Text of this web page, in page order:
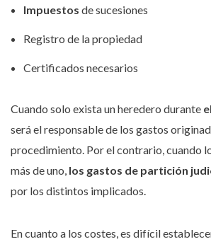
Impuestos de sucesiones
Registro de la propiedad
Certificados necesarios
Cuando solo exista un heredero durante
será el responsable de los gastos
procedimiento. Por el contrario, cuando
más de uno, los gastos de partición
por los distintos implicados.
En cuanto a los costes, es difícil